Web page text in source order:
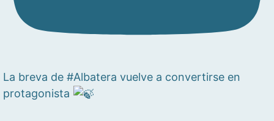
La breva de #Albatera vuelve a convertirse en
protagonista